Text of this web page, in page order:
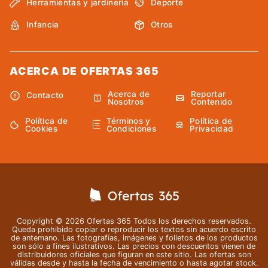
Herramientas y jardinería Deporte
Infancia Otros
ACERCA DE OFERTAS 365
Contacto
Acerca de
Nosotros
Reportar
Contenido
Política de
Cookies
Términos y
Condiciones
Política de
Privacidad
Copyright © 2026 Ofertas 365 Todos los derechos reservados.
Queda prohibido copiar o reproducir los textos sin acuerdo escrito
de antemano. Las fotografías, imágenes y folletos de los productos
son sólo a fines ilustrativos. Las precios con descuentos vienen de
distribuidores oficiales que figuran en este sitio. Las ofertas son
válidas desde y hasta la fecha de vencimiento o hasta agotar stock.